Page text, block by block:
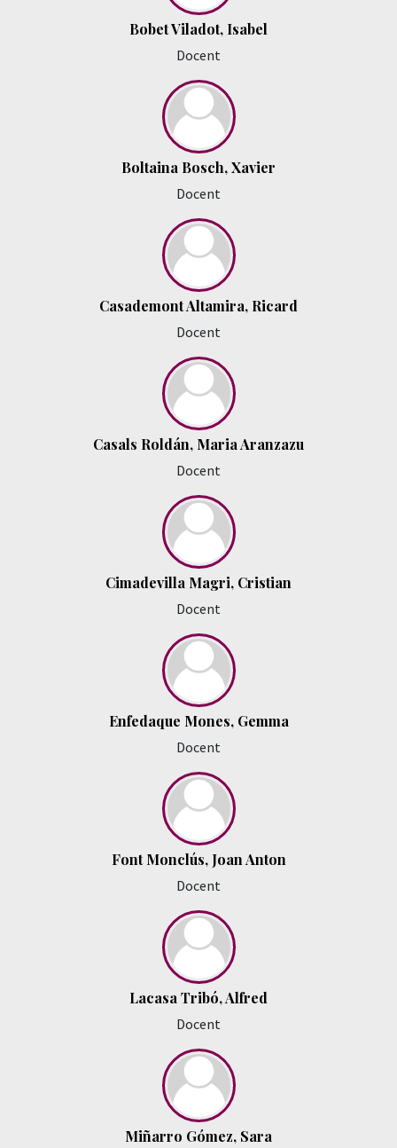
Bobet Viladot, Isabel
Docent
Boltaina Bosch, Xavier
Docent
Casademont Altamira, Ricard
Docent
Casals Roldán, Maria Aranzazu
Docent
Cimadevilla Magri, Cristian
Docent
Enfedaque Mones, Gemma
Docent
Font Monclús, Joan Anton
Docent
Lacasa Tribó, Alfred
Docent
Miñarro Gómez, Sara